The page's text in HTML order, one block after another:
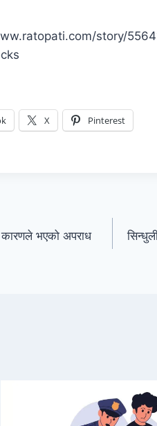
www.ratopati.com/story/
X Pinterest
भएको अपराध